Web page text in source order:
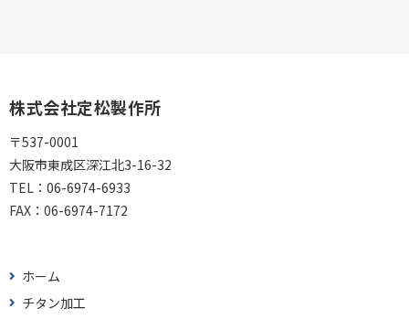
株式会社定松製作所
〒537-0001
大阪市東成区深江北3-16-32
TEL： 06-6974-6933
FAX： 06-6974-7172
ホーム
チタン加工